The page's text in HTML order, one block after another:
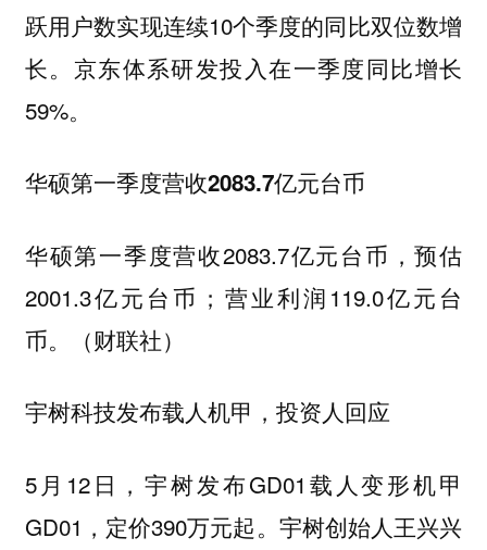
跃用户数实现连续10个季度的同比双位数增
长。京东体系研发投入在一季度同比增长
59%。
华硕第一季度营收2083.7亿元台币
华硕第一季度营收2083.7亿元台币，预估
2001.3亿元台币；营业利润119.0亿元台
币。（财联社）
宇树科技发布载人机甲，投资人回应
5月12日，宇树发布GD01载人变形机甲
GD01，定价390万元起。宇树创始人王兴兴